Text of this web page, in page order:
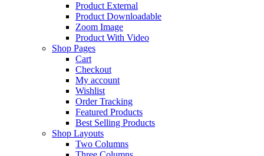
Product External
Product Downloadable
Zoom Image
Product With Video
Shop Pages
Cart
Checkout
My account
Wishlist
Order Tracking
Featured Products
Best Selling Products
Shop Layouts
Two Columns